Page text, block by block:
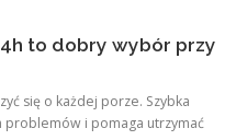
to dobry wybór przy
się o każdej porze. Szybka
problemów i pomaga utrzymać